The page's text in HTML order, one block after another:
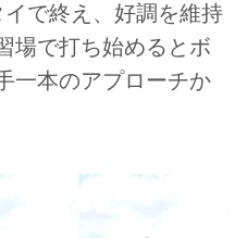
で終え、好調を維持
場で打ち始めるとボ
一本のアプローチか